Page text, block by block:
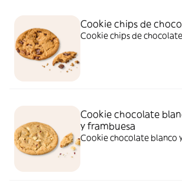
Cookie chips de
Cookie chips de chocolate
Cookie chocolate
y frambuesa
Cookie chocolate blanco